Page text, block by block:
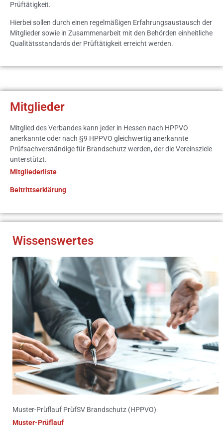
Prüftätigkeit.
Hierbei sollen durch einen regelmäßigen Erfahrungsaustausch der
Mitglieder sowie in Zusammenarbeit mit den Behörden einheitliche
Qualitätsstandards der Prüftätigkeit erreicht werden.
Mitglieder
Mitglied des Verbandes kann jeder in Hessen nach HPPVO
anerkannte oder nach §9 HPPVO gleichwertig anerkannte
Prüfsachverständige für Brandschutz werden, der die Vereinsziele
unterstützt.
Mitgliederliste
Beitrittserklärung
Wissenswertes
Muster-Prüflauf PrüfSV Brandschutz (HPPVO)
Muster-Prüflauf